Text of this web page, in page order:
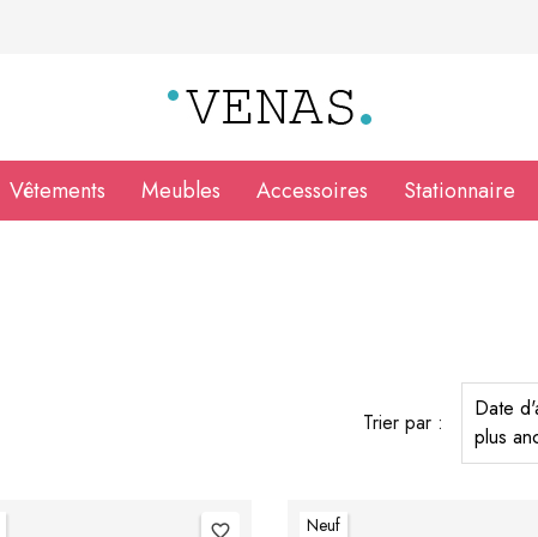
Vêtements Meubles Accessoires Stationnaire
Trier par :
Date
plus
favorite_border Neuf